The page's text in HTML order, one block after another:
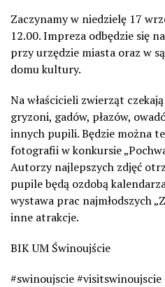
Zaczynamy w niedzielę 17
12.00. Impreza odbędzie się
przy urzędzie miasta oraz w
domu kultury.
Na właścicieli zwierząt
gryzoni, gadów, płazów,
innych pupili. Będzie można
fotografii w konkursie
Autorzy najlepszych zdjęć
pupile będą ozdobą
wystawa prac najmłodszych
inne atrakcje.
BIK UM Świnoujście
#swinoujscie